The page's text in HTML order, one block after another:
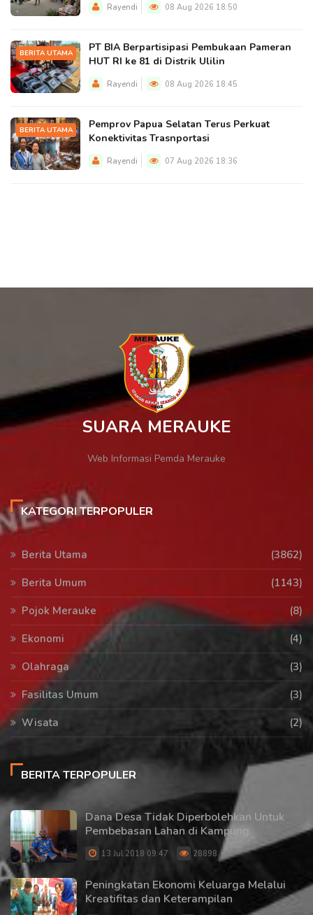
Rayendi 08 Aug 2026 18:50
BERITA UTAMA
PT BIA Berpartisipasi Pembukaan Pameran
HUT RI ke 81 di Distrik Ulilin
Rayendi 08 Aug 2026 18:45
BERITA UTAMA
Pemprov Papua Selatan Terus Perkuat
Konektivitas Trasnportasi
Rayendi 07 Aug 2026 18:36
SUARA MERAUKE
Web Informasi Pemda Merauke
KATEGORI TERPOPULER
Berita Utama
(3862)
Berita Umum
(1143)
Pojok Merauke
(8)
Ekonomi
(4)
Olahraga
(3)
Fasilitas Umum
(3)
Wisata
(2)
BERITA TERPOPULER
Dana Desa Tidak Diperbolehkan Untuk
Pembebasan Lahan di Kampung
13 Jul 2018 09:47 28898
Peningkatan Ekonomi Keluarga Melalui
Kreatifitas dan Keterampilan